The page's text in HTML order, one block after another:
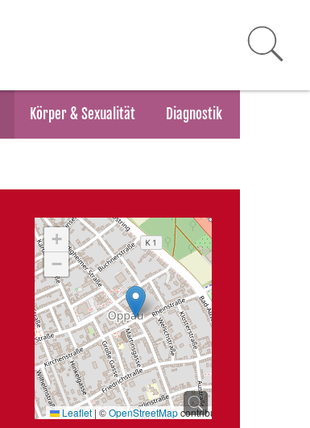
Körper & Sexualität Diagnostik
+
−
Leaflet | ©OpenStreetMapcontributors